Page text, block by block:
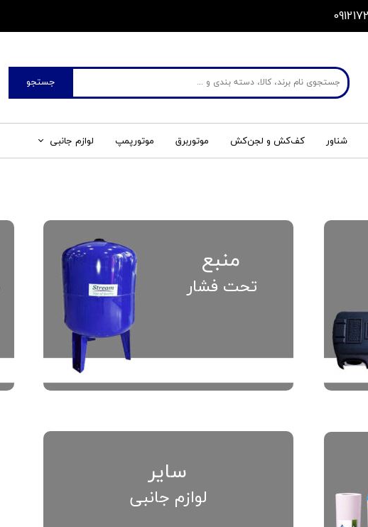
جستجو
شناور کف‌کش و لجن‌کش موتوربرق موتورپمپ لوازم جانبی
منبع
تحت فشار
سایر
لوازم جانبی